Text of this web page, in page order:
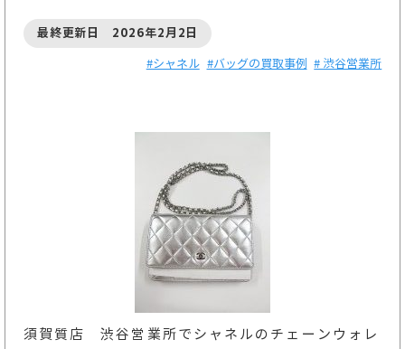
最終更新日 2026年2月2日
#シャネル #バッグの買取事例 # 渋谷営業所
須賀質店 渋谷営業所でシャネルのチェーンウォレ